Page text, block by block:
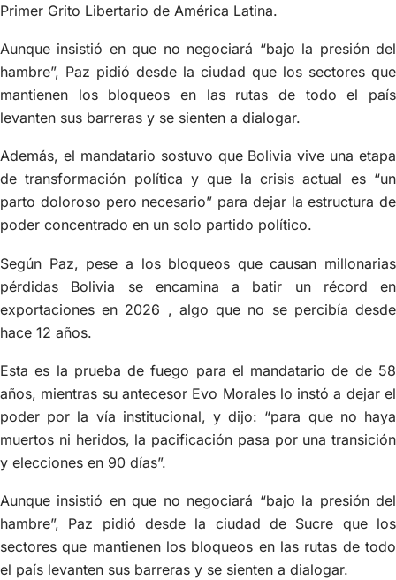
Primer Grito Libertario de América Latina.
Aunque insistió en que no negociará “bajo la presión del
hambre”, Paz pidió desde la ciudad que los sectores que
mantienen los bloqueos en las rutas de todo el país
levanten sus barreras y se sienten a dialogar.
Además, el mandatario sostuvo que Bolivia vive una etapa
de transformación política y que la crisis actual es “un
parto doloroso pero necesario” para dejar la estructura de
poder concentrado en un solo partido político.
Según Paz, pese a los bloqueos que causan millonarias
pérdidas Bolivia se encamina a batir un récord en
exportaciones en 2026 , algo que no se percibía desde
hace 12 años.
Esta es la prueba de fuego para el mandatario de de 58
años, mientras su antecesor Evo Morales lo instó a dejar el
poder por la vía institucional, y dijo: “para que no haya
muertos ni heridos, la pacificación pasa por una transición
y elecciones en 90 días”.
Aunque insistió en que no negociará “bajo la presión del
hambre”, Paz pidió desde la ciudad de Sucre que los
sectores que mantienen los bloqueos en las rutas de todo
el país levanten sus barreras y se sienten a dialogar.